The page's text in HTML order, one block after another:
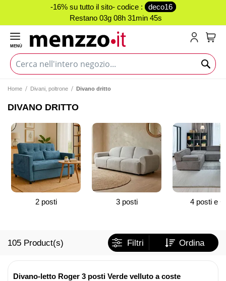
-16% su tutto il sito- codice :
deco16
Restano 03g 08h 31min 44s
MENÙ
Home Divani, poltrone Divano dritto
DIVANO DRITTO
2 posti 3 posti 4 posti e +
105 Product(s) Filtri Ordina
Divano-letto Roger 3 posti Verde velluto a coste